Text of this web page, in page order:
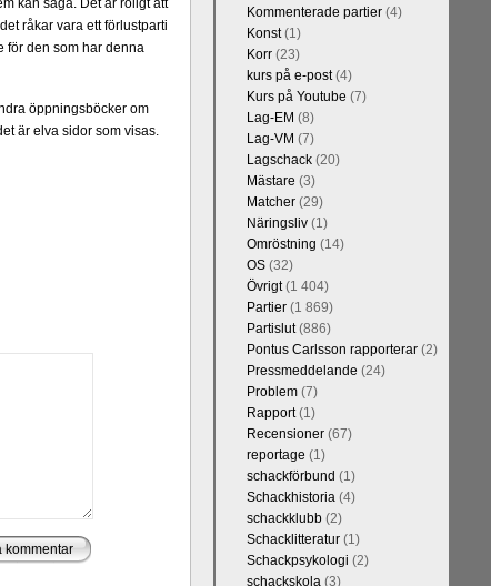
kan säga. Det är roligt att
råkar vara ett förlustparti
för den som har denna
öppningsböcker om
är elva sidor som visas.
Kommenterade partier(4)
Konst(1)
Korr(23)
kurs på e-post(4)
Kurs på Youtube (7)
Lag-EM (8)
Lag-VM (7)
Lagschack(20)
Mästare (3)
Matcher(29)
Näringsliv(1)
Omröstning (14)
OS(32)
Övrigt(1 404)
Partier(1 869)
Partislut(886)
Pontus Carlsson rapporterar(2)
Pressmeddelande (24)
Problem(7)
Rapport(1)
Recensioner(67)
reportage (1)
schackförbund (1)
Schackhistoria(4)
schackklubb(2)
Schacklitteratur(1)
Schackpsykologi (2)
schackskola(3)